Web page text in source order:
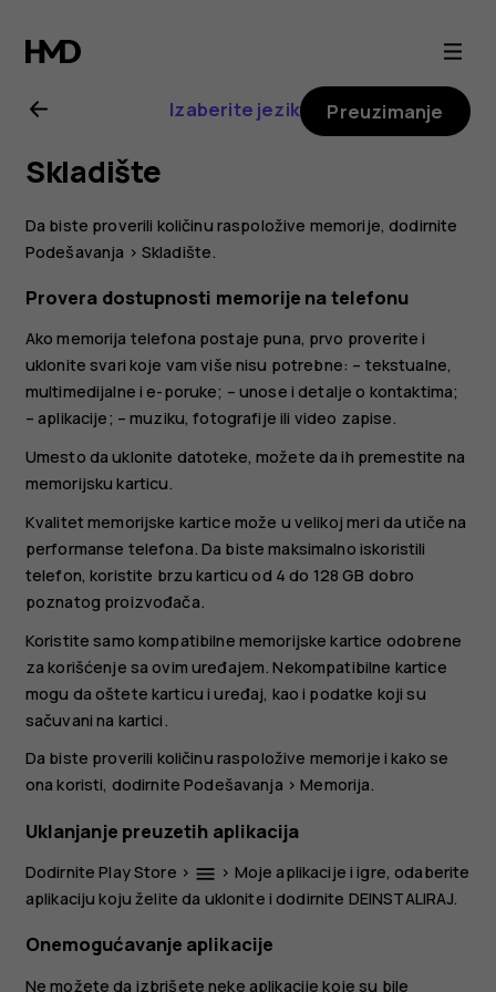
Nokia
3.2
uputstvo
za
korisnika
Izaberite jezik Preuzimanje
Skladište
Da biste proverili količinu raspoložive memorije, dodirnite
Podešavanja > Skladište.
Provera dostupnosti memorije na telefonu
Ako memorija telefona postaje puna, prvo proverite i
uklonite svari koje vam više nisu potrebne: – tekstualne,
multimedijalne i e-poruke; – unose i detalje o kontaktima;
– aplikacije; – muziku, fotografije ili video zapise.
Umesto da uklonite datoteke, možete da ih premestite na
memorijsku karticu.
Kvalitet memorijske kartice može u velikoj meri da utiče na
performanse telefona. Da biste maksimalno iskoristili
telefon, koristite brzu karticu od 4 do 128 GB dobro
poznatog proizvođača.
Koristite samo kompatibilne memorijske kartice odobrene
za korišćenje sa ovim uređajem. Nekompatibilne kartice
mogu da oštete karticu i uređaj, kao i podatke koji su
sačuvani na kartici.
Da biste proverili količinu raspoložive memorije i kako se
ona koristi, dodirnitePodešavanja >Memorija.
Uklanjanje preuzetih aplikacija
DodirnitePlay Store > menu > Moje aplikacije i igre, odaberite
aplikaciju koju želite da uklonite i dodirnite DEINSTALIRAJ.
Onemogućavanje aplikacije
Ne možete da izbrišete neke aplikacije koje su bile